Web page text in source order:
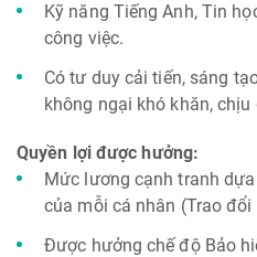
Kỹ năng Tiếng Anh, Tin
công việc.
Có tư duy cải tiến, sáng
không ngại khó khăn,
Quyền lợi được hưởng:
Mức lương cạnh tranh
của mỗi cá nhân (Trao
Được hưởng chế độ Bảo